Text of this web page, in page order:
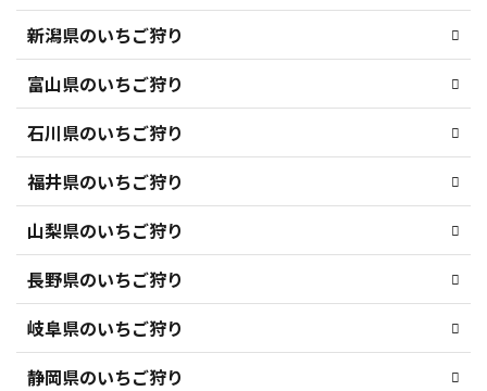
新潟県のいちご狩り
富山県のいちご狩り
石川県のいちご狩り
福井県のいちご狩り
山梨県のいちご狩り
長野県のいちご狩り
岐阜県のいちご狩り
静岡県のいちご狩り